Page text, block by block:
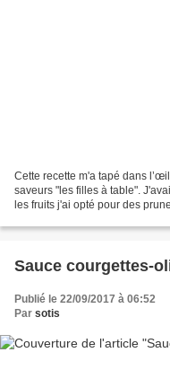
Cette recette m'a tapé dans
saveurs "les filles à table".
les fruits j'ai opté pour des
Sauce courgettes-
Publié le 22/09/2017 à 06:52
Par sotis